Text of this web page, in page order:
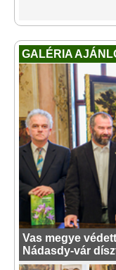
GALÉRIA
Vas megye
Nádasdy-vár